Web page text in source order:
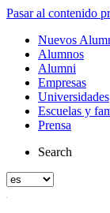
Pasar al contenido
Nuevos
Alumnos
Alumni
Empresas
Universidades
Escuelas y
Prensa
Search